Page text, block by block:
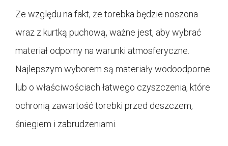
Ze względu na fakt, że torebka będzie noszona
wraz z kurtką puchową, ważne jest, aby wybrać
materiał odporny na warunki atmosferyczne.
Najlepszym wyborem są materiały wodoodporne
lub o właściwościach łatwego czyszczenia, które
ochronią zawartość torebki przed deszczem,
śniegiem i zabrudzeniami.